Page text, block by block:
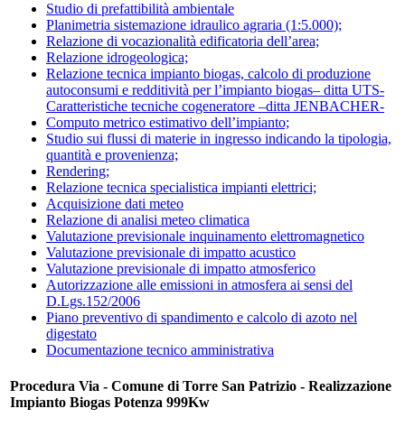
Studio di prefattibilità ambientale
Planimetria sistemazione idraulico agraria (1:5.000);
Relazione di vocazionalità edificatoria dell’area;
Relazione idrogeologica;
Relazione tecnica impianto biogas, calcolo di produzione
autoconsumi e redditività per l’impianto biogas– ditta UTS-
Caratteristiche tecniche cogeneratore –ditta JENBACHER-
Computo metrico estimativo dell’impianto;
Studio sui flussi di materie in ingresso indicando la tipologia,
quantità e provenienza;
Rendering;
Relazione tecnica specialistica impianti elettrici;
Acquisizione dati meteo
Relazione di analisi meteo climatica
Valutazione previsionale inquinamento elettromagnetico
Valutazione previsionale di impatto acustico
Valutazione previsionale di impatto atmosferico
Autorizzazione alle emissioni in atmosfera ai sensi del
D.Lgs.152/2006
Piano preventivo di spandimento e calcolo di azoto nel
digestato
Documentazione tecnico amministrativa
Procedura Via - Comune di Torre San Patrizio - Realizzazione
Impianto Biogas Potenza 999Kw